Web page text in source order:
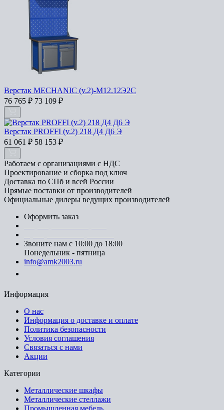
Верстак MECHANIC (v.2)-М12.12Э2С
76 765 ₽ 73 109 ₽
Верстак PROFFI (v.2) 218 Д4 Д6 Э
61 061 ₽ 58 153 ₽
Работаем с организациями с НДС
Проектирование и сборка под ключ
Доставка по СПб и всей России
Прямые поставки от производителей
Официальные дилеры ведущих производителей
Оформить заказ
Звоните нам с 10:00 до 18:00
Понедельник - пятница
info@amk2003.ru
Информация
О нас
Информация о доставке и оплате
Политика безопасности
Условия соглашения
Связаться с нами
Акции
Категории
Металлические шкафы
Металлические стеллажи